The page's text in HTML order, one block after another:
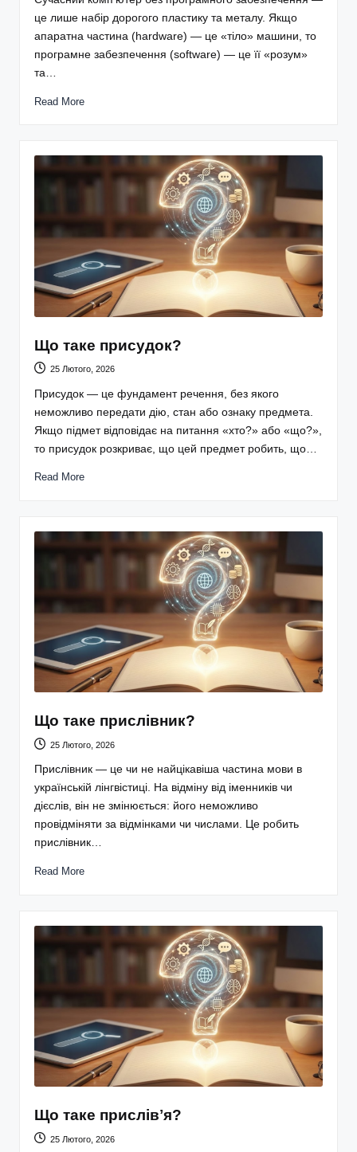
це лише набір дорогого пластику та металу. Якщо
апаратна частина (hardware) — це «тіло» машини, то
програмне забезпечення (software) — це її «розум»
та…
Read More
Що таке присудок?
25 Лютого, 2026
Присудок — це фундамент речення, без якого
неможливо передати дію, стан або ознаку предмета.
Якщо підмет відповідає на питання «хто?» або «що?»,
то присудок розкриває, що цей предмет робить, що…
Read More
Що таке прислівник?
25 Лютого, 2026
Прислівник — це чи не найцікавіша частина мови в
українській лінгвістиці. На відміну від іменників чи
дієслів, він не змінюється: його неможливо
провідміняти за відмінками чи числами. Це робить
прислівник…
Read More
Що таке прислівʼя?
25 Лютого, 2026